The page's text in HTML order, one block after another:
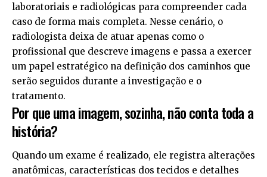
laboratoriais e radiológicas para compreender cada
caso de forma mais completa. Nesse cenário, o
radiologista deixa de atuar apenas como o
profissional que descreve imagens e passa a exercer
um papel estratégico na definição dos caminhos que
serão seguidos durante a investigação e o
tratamento.
Por que uma imagem, sozinha, não conta toda a
história?
Quando um exame é realizado, ele registra alterações
anatômicas, características dos tecidos e detalhes